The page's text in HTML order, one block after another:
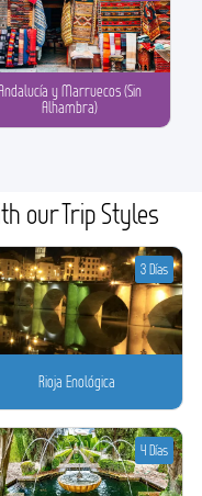
y Marruecos (Sin
Alhambra)
our Trip Styles
Rioja Enológica
3 Días
4 Días